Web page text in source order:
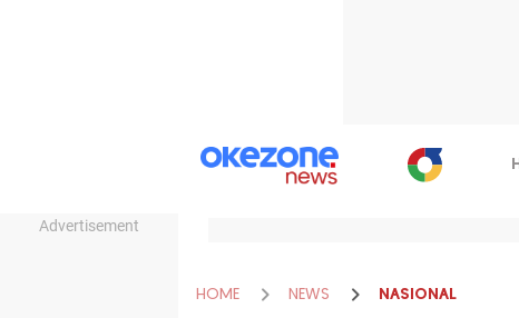
Advertisement
HOME NEWS NASIONAL